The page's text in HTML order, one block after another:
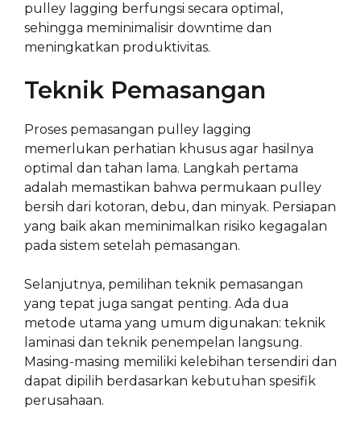
pulley lagging berfungsi secara optimal,
sehingga meminimalisir downtime dan
meningkatkan produktivitas.
Teknik Pemasangan
Proses pemasangan pulley lagging
memerlukan perhatian khusus agar hasilnya
optimal dan tahan lama. Langkah pertama
adalah memastikan bahwa permukaan pulley
bersih dari kotoran, debu, dan minyak. Persiapan
yang baik akan meminimalkan risiko kegagalan
pada sistem setelah pemasangan.
Selanjutnya, pemilihan teknik pemasangan
yang tepat juga sangat penting. Ada dua
metode utama yang umum digunakan: teknik
laminasi dan teknik penempelan langsung.
Masing-masing memiliki kelebihan tersendiri dan
dapat dipilih berdasarkan kebutuhan spesifik
perusahaan.